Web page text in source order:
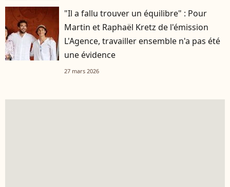
"Il a fallu trouver un équilibre" : Pour
Martin et Raphaël Kretz de l'émission
L'Agence, travailler ensemble n'a pas été
une évidence
27 mars 2026